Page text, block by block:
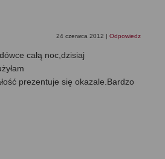
24 czerwca 2012 Odpowiedz
całą noc,dzisiaj
prezentuje się okazale.Bardzo